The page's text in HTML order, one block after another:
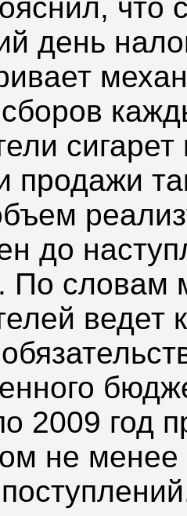
что
день
продажи
до
По словам
2009 год
не